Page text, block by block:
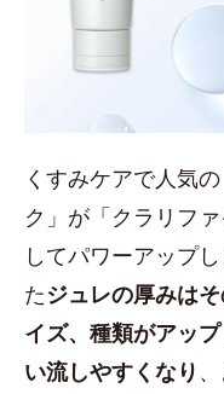
くすみケアで人気
ク」が「クラリフ
してパワーアップ
たジュレの厚みは
イズ、種類がアップ
い流しやすくなり